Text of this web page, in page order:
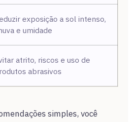
exposição a sol intenso,
e umidade
atrito, riscos e uso de
abrasivos
simples, você